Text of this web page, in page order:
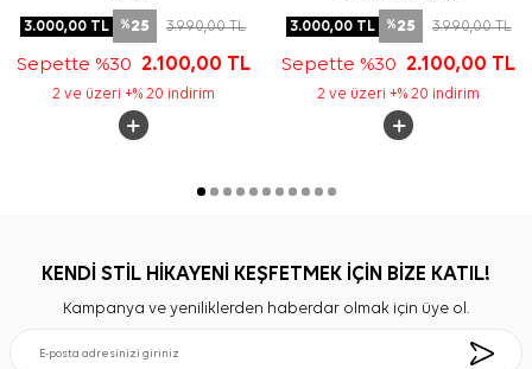
3.000,00 TL %25 3.990,00TL
Sepette %30 2.100,00 TL
2 ve üzeri +% 20 indirim
3.000,00TL %25 3.990,00TL
Sepette %30 2.100,00 TL
2 ve üzeri +% 20 indirim
KENDİ STİL HİKAYENİ KEŞFETMEK İÇİN BİZE KATIL!
Kampanya ve yeniliklerden haberdar olmak için üye ol.